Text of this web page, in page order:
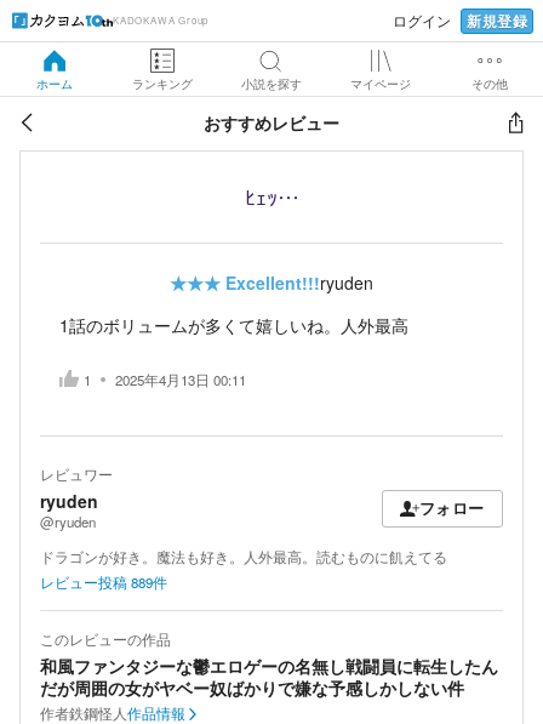
KADOKAWA Group ログイン 新規登録
ホーム ランキング 小説を探す マイページ その他
おすすめレビュー
ﾋｪｯ…
★★★ Excellent!!!ryuden
1話のボリュームが多くて嬉しいね。人外最高
1 2025年4月13日 00:11
レビュワー
ryuden
@ryuden
フォロー
ドラゴンが好き。魔法も好き。人外最高。読むものに飢えてる
レビュー投稿889件
このレビューの作品
和風ファンタジーな鬱エロゲーの名無し戦闘員に転生したん
だが周囲の女がヤベー奴ばかりで嫌な予感しかしない件
作者鉄鋼怪人作品情報